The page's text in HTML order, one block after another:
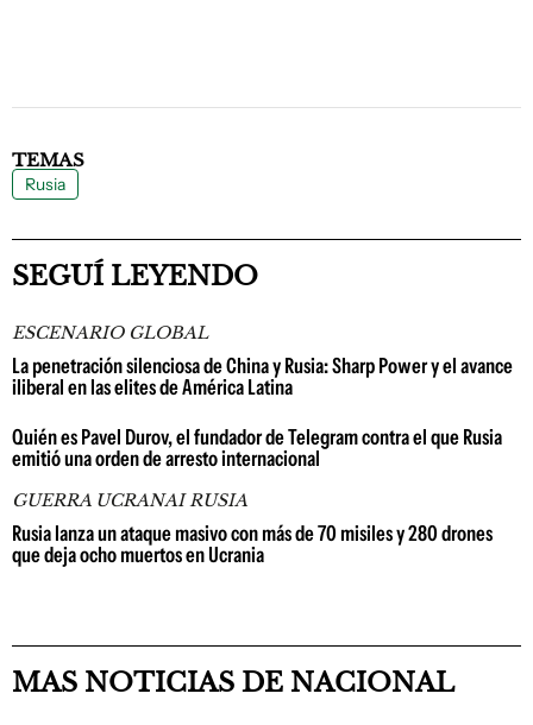
TEMAS
Rusia
SEGUÍ LEYENDO
ESCENARIO GLOBAL
La penetración silenciosa de China y Rusia: Sharp Power y el avance
iliberal en las elites de América Latina
Quién es Pavel Durov, el fundador de Telegram contra el que Rusia
emitió una orden de arresto internacional
GUERRA UCRANAI RUSIA
Rusia lanza un ataque masivo con más de 70 misiles y 280 drones
que deja ocho muertos en Ucrania
MAS NOTICIAS DE NACIONAL